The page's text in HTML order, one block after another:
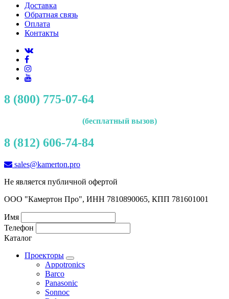
Доставка
Обратная связь
Оплата
Контакты
8 (800) 775-07-64
(бесплатный вызов)
8 (812) 606-74-84
sales@kamerton.pro
Не является публичной офертой
ООО "Камертон Про", ИНН 7810890065, КПП 781601001
Имя
Телефон
Каталог
Проекторы
Appotronics
Barco
Panasonic
Sonnoc